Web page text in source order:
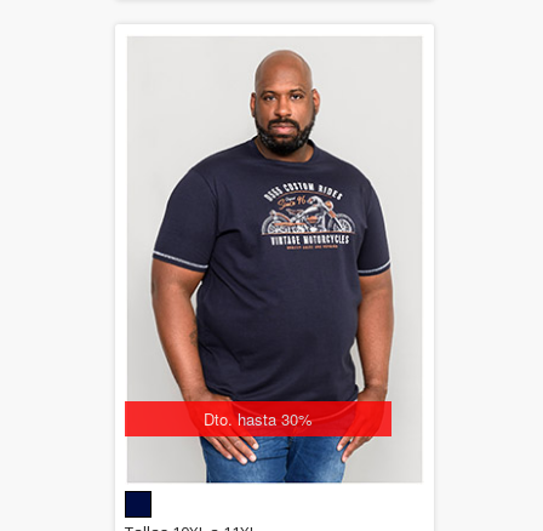
Dto. hasta 30%